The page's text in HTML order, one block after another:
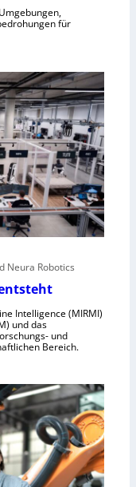
für
Neura Robotics
Intelligence (MIRMI)
und das
und
Bereich.